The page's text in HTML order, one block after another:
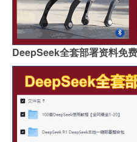
DeepSeek全套部署资料免